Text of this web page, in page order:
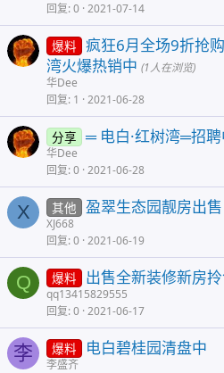
回复 0 2021-07-14
爆料 疯狂6月全场9折抢
湾火爆热销中 (1人在浏览)
华Dee
回复 1 2021-06-28
分享 ═ 电白·红树湾═招
华Dee
回复 0 2021-06-28
X 其他 盈翠生态园靓房出售
XJ668
回复 0 2021-06-19
Q 爆料 出售全新装修新房
qq13415829555
回复 0 2021-06-17
李 爆料 电白碧桂园清盘中
李盛齐